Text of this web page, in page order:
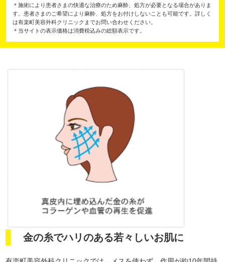
＊施術により患者さまの快適な治療のため麻酔、処方が必要となる場合がありま
す。患者さまのご希望により麻酔、処方をお付けしないことも可能です。詳しく
は有楽町美容外科クリニックまでお問い合わせください。
＊当サイトの表示価格は消費税込みの総額表示です。
金の糸でハリのある若々しいお肌に